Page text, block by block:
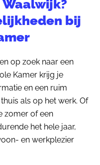
bij
op zoek naar een
Kamer krijg je
en een ruim
als op het werk. Of
zomer of een
het hele jaar,
en werkplezier